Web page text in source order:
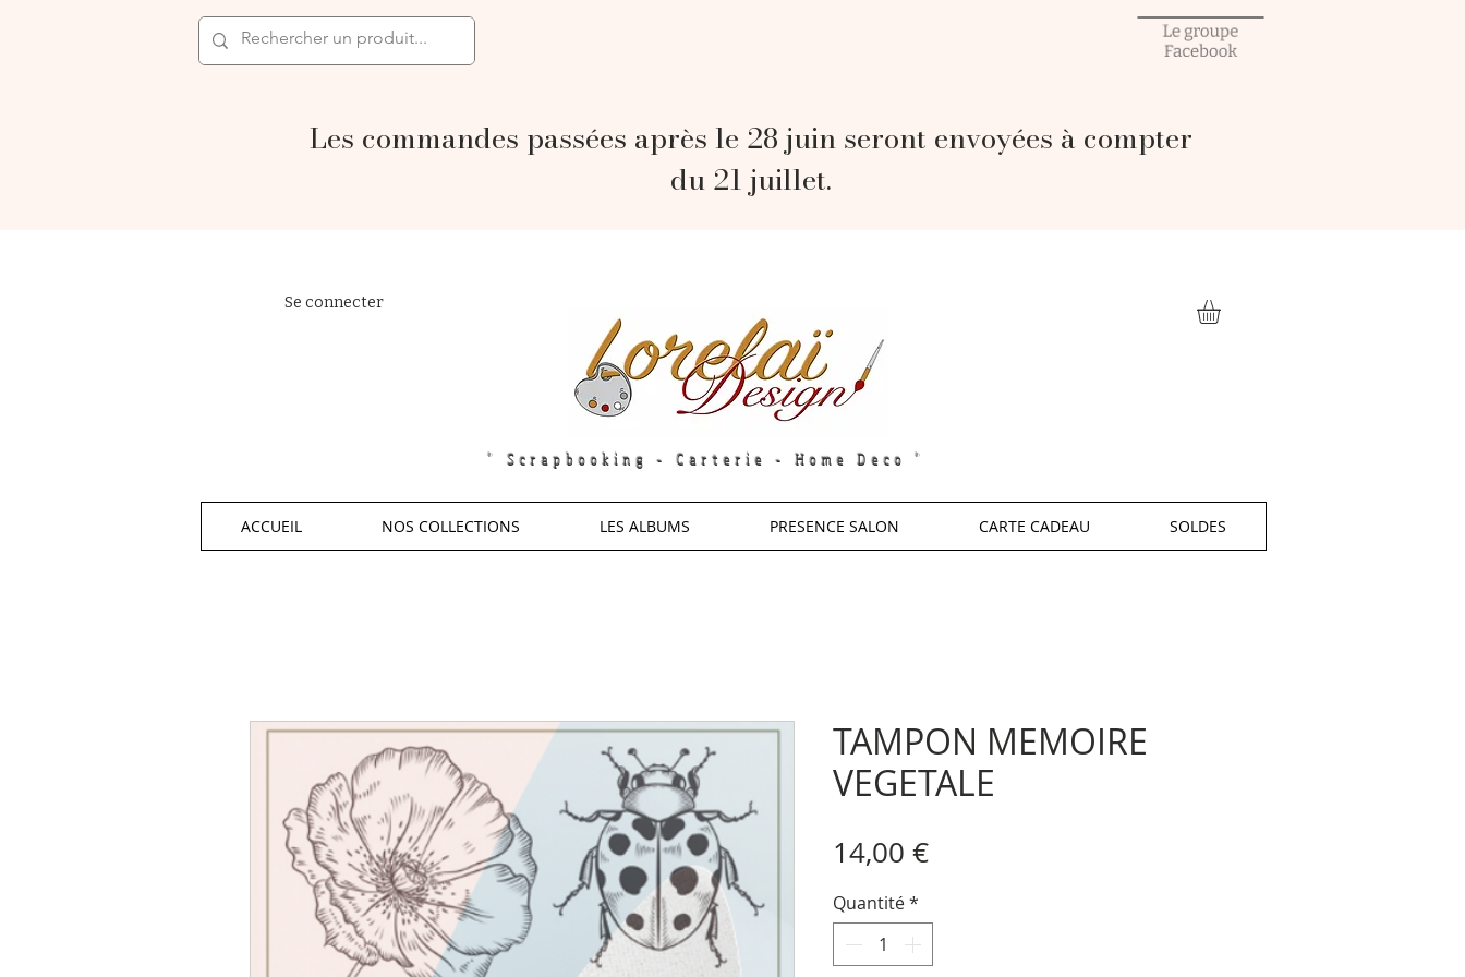
Les commandes passées après le 28 juin seront envoyées à compter
du 21 juillet.
Se connecter
" Scrapbooking - Carterie - Home Deco "
TAMPON MEMOIRE
VEGETALE
14,00 €Prix
Quantité*
ACCUEIL NOS COLLECTIONS LES ALBUMS PRESENCE SALON CARTE CADEAU SOLDES